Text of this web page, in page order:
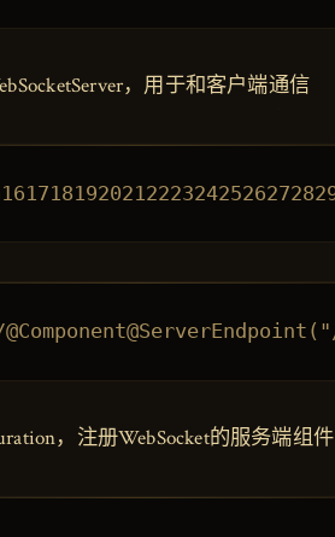
，用于和客户端通信
，注册WebSocket的服务端组件